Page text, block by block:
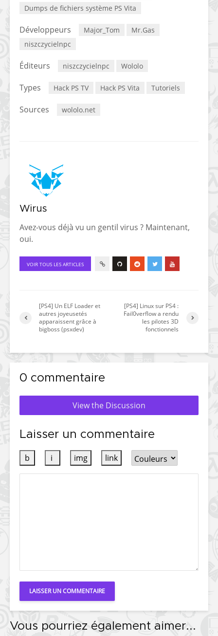
Dumps de fichiers système PS Vita
Développeurs Major_Tom
Mr.Gas
niszczycielnpc
Éditeurs niszczycielnpc Wololo
Types Hack PS TV Hack PS Vita Tutoriels
Sources wololo.net
Wirus
Avez-vous déjà vu un gentil virus ? Maintenant,
oui.
VOIR TOUS LES ARTICLES
[PS4] Un ELF Loader et
autres joyeusetés
apparaissent grâce à
bigboss (psxdev)
[PS4] Linux sur PS4 :
Fail0verflow a rendu
les pilotes 3D
fonctionnels
0 commentaire
View the Discussion
Laisser un commentaire
Vous pourriez également aimer...
[PS4] Le point sur le
6.72 / 7.02
dévoile dans une
nouveaux projets